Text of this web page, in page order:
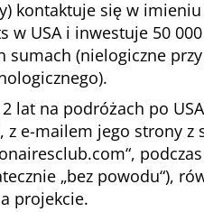
kontaktuje się w
w USA i inwestuje 50
sumach (nielogiczne
lat na podróżach po
, z e-mailem jego strony
,
bez powodu ),
projekcie.